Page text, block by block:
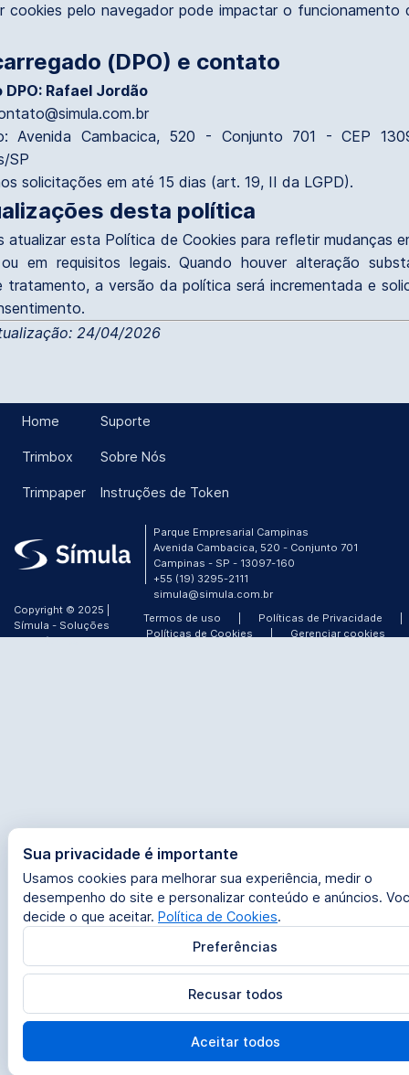
cookies pelo navegador pode impactar o funcionamento
(DPO) e contato
DPO: Rafael Jordão
Avenida Cambacica, 520 - Conjunto 701 - CEP
SP
solicitações em até 15 dias (art. 19, II da LGPD).
desta política
atualizar esta Política de Cookies para refletir mudanças
em requisitos legais. Quando houver alteração
tratamento, a versão da política será incrementada e
24/04/2026
Parque Empresarial Campinas
Avenida Cambacica, 520 - Conjunto 701
Campinas - SP - 13097-160
+55 (19) 3295-2111
simula@simula.com.br
Home
Trimbox
Trimpaper
Suporte
Sobre Nós
Instruções de Token
Copyright © 2025 |
Símula - Soluções
ótimas
Termos de uso Políticas de Privacidade
Políticas de Cookies
Gerenciar cookies
Sua privacidade é importante
Usamos cookies para melhorar sua experiência, medir o
desempenho do site e personalizar conteúdo e anúncios.
decide o que aceitar. Política de Cookies.
Preferências
Recusar todos
Aceitar todos